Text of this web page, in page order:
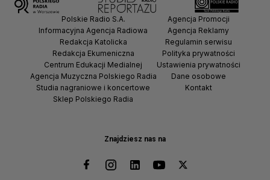
Znajdziesz nas na
Polskie Radio S.A.
Informacyjna Agencja Radiowa
Redakcja Katolicka
Redakcja Ekumeniczna
Centrum Edukacji Medialnej
Agencja Muzyczna Polskiego Radia
Studia nagraniowe i koncertowe
Sklep Polskiego Radia
Agencja Promocji
Agencja Reklamy
Regulamin serwisu
Polityka prywatności
Ustawienia prywatności
Dane osobowe
Kontakt